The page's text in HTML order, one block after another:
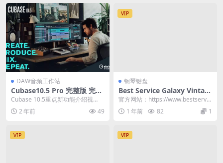
DAW音频工作站
Cubase10.5 Pro 完整版 完美
功能无限制 Windows版本
Cubase 10.5重点新功能介绍视
频： 频谱对比均衡模式（仅限Cuba
se ...2 年前 49
VIP
钢琴键盘
Best Service Galaxy Vintag
e D v1.5 (KONTAKT) 音乐会
三角钢琴音源
官方网站：https://www.bestservic
e.com/en/gala...
1 年前 82 1
VIP VIP